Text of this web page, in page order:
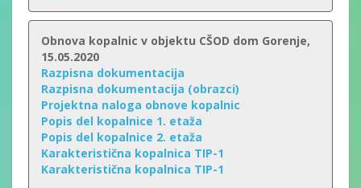
Obnova kopalnic v objektu CŠOD dom Gorenje,
15.05.2020
Razpisna dokumentacija
Razpisna dokumentacija (obrazci)
Projektna naloga obnove kopalnic
Popis del kopalnice 1. etaža
Popis del kopalnice 2. etaža
Karakteristična kopalnica TIP-1
Karakteristična kopalnica TIP-1